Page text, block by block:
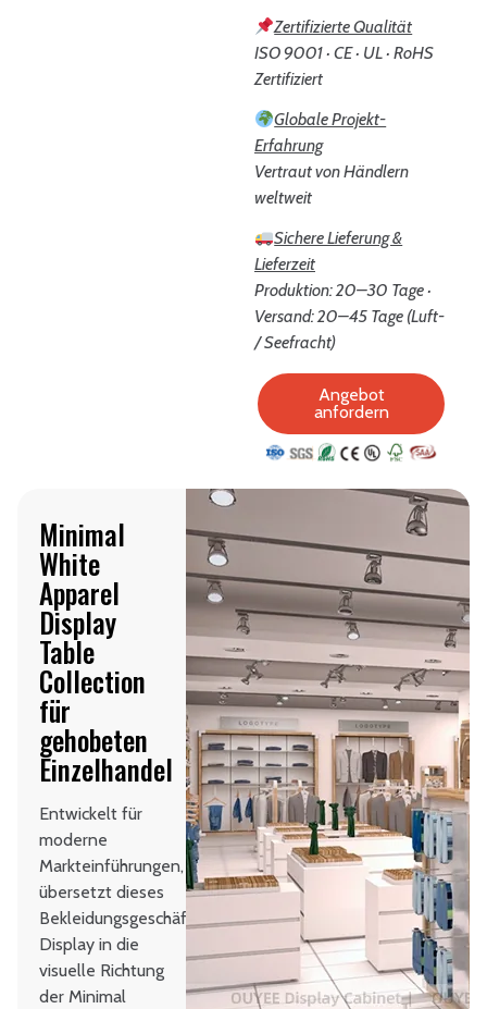
Zertifizierte Qualität
ISO 9001 · CE · UL · RoHS
Zertifiziert
Globale Projekt-
Erfahrung
Vertraut von Händlern
weltweit
Sichere Lieferung &
Lieferzeit
Produktion: 20–30 Tage ·
Versand: 20–45 Tage (Luft-
/ Seefracht)
Angebot
anfordern
Minimal
White
Apparel
Display
Table
Collection
für
gehobeten
Einzelhandel
Entwickelt für
moderne
Markteinführungen,
übersetzt dieses
Bekleidungsgeschäft-
Display in die
visuelle Richtung
der Minimal